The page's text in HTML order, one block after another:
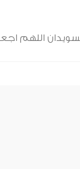
اللهم